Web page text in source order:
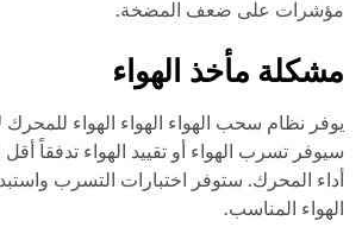
مؤشرات على ضعف المضخة.
مشكلة مأخذ الهواء
يوفر نظام سحب الهواء الهواء الهواء للمحرك
سيوفر تسرب الهواء أو تقييد الهواء تدفقاً
أداء المحرك. ستوفر اختبارات التسرب
الهواء المناسب.